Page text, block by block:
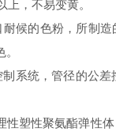
上，不易变黄。
候的色粉，所制造
系统，管径的公
性塑性聚氨酯弹性